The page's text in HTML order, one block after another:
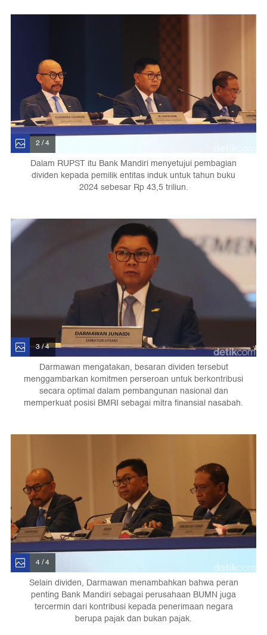
2 / 4
Dalam RUPST itu Bank Mandiri menyetujui pembagian
dividen kepada pemilik entitas induk untuk tahun buku
2024 sebesar Rp 43,5 triliun.
3 / 4
Darmawan mengatakan, besaran dividen tersebut
menggambarkan komitmen perseroan untuk berkontribusi
secara optimal dalam pembangunan nasional dan
memperkuat posisi BMRI sebagai mitra finansial nasabah.
4 / 4
Selain dividen, Darmawan menambahkan bahwa peran
penting Bank Mandiri sebagai perusahaan BUMN juga
tercermin dari kontribusi kepada penerimaan negara
berupa pajak dan bukan pajak.